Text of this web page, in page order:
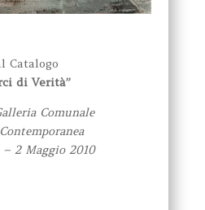
Catalogo
di Verità”
Comunale
– 2 Maggio 2010